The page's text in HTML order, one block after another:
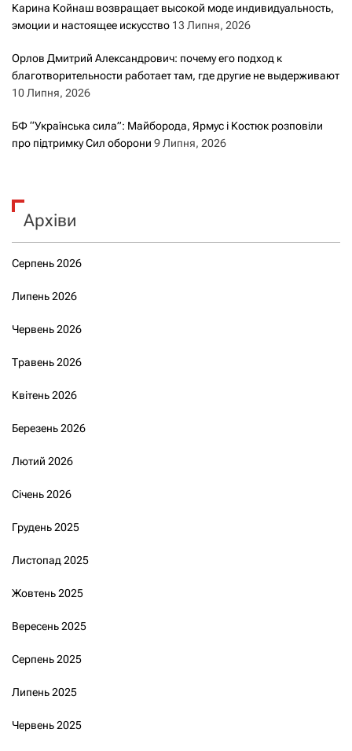
Карина Койнаш возвращает высокой моде индивидуальность,
эмоции и настоящее искусство 13 Липня, 2026
Орлов Дмитрий Александрович: почему его подход к
благотворительности работает там, где другие не выдерживают
10 Липня, 2026
БФ “Українська сила”: Майборода, Ярмус і Костюк розповіли
про підтримку Сил оборони 9 Липня, 2026
Архіви
Серпень 2026
Липень 2026
Червень 2026
Травень 2026
Квітень 2026
Березень 2026
Лютий 2026
Січень 2026
Грудень 2025
Листопад 2025
Жовтень 2025
Вересень 2025
Серпень 2025
Липень 2025
Червень 2025